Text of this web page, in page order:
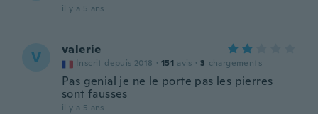
il y a 5 ans
V valerie
Inscrit depuis 2018 · 151 avis · 3 chargements
Pas genial je ne le porte pas les pierres
sont fausses
il y a 5 ans